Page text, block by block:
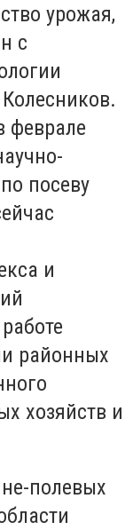
урожая,
с
феврале
посеву
и
районных
хозяйств и
полевых